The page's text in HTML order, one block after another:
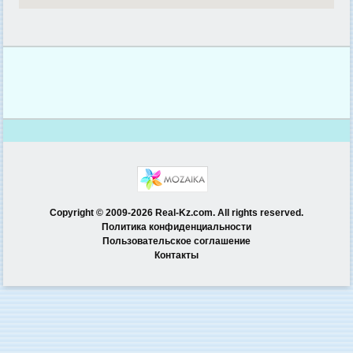
Copyright © 2009-2026 Real-Kz.com. All rights reserved.
Политика конфиденциальности
Пользовательское соглашение
Контакты